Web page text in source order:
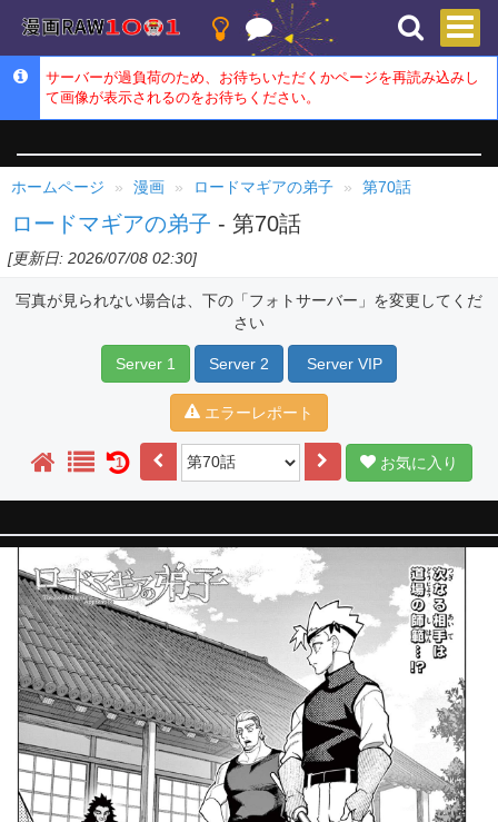
サーバーが過負荷のため、お待ちいただくかページを再読み込みし
て画像が表示されるのをお待ちください。
ホームページ 漫画 ロードマギアの弟子 第70話
ロードマギアの弟子 - 第70話
[更新日: 2026/07/08 02:30]
写真が見られない場合は、下の「フォトサーバー」を変更してくだ
さい
Server 1 Server 2 Server VIP
エラーレポート
1 お気に入り